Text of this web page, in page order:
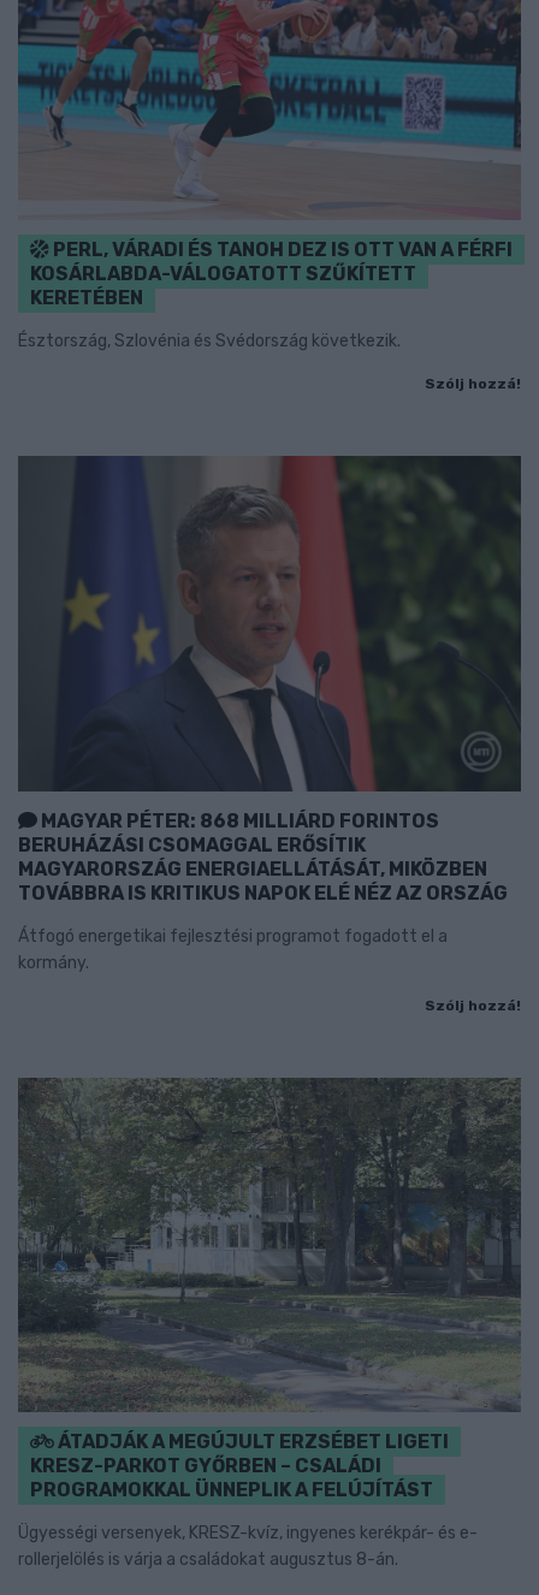
PERL, VÁRADI ÉS TANOH DEZ IS OTT VAN A FÉRFI
KOSÁRLABDA-VÁLOGATOTT SZŰKÍTETT
KERETÉBEN
Észtország, Szlovénia és Svédország következik.
Szólj hozzá!
MAGYAR PÉTER: 868 MILLIÁRD FORINTOS
BERUHÁZÁSI CSOMAGGAL ERŐSÍTIK
MAGYARORSZÁG ENERGIAELLÁTÁSÁT, MIKÖZBEN
TOVÁBBRA IS KRITIKUS NAPOK ELÉ NÉZ AZ ORSZÁG
Átfogó energetikai fejlesztési programot fogadott el a
kormány.
Szólj hozzá!
ÁTADJÁK A MEGÚJULT ERZSÉBET LIGETI
KRESZ-PARKOT GYŐRBEN – CSALÁDI
PROGRAMOKKAL ÜNNEPLIK A FELÚJÍTÁST
Ügyességi versenyek, KRESZ-kvíz, ingyenes kerékpár- és e-
rollerjelölés is várja a családokat augusztus 8-án.